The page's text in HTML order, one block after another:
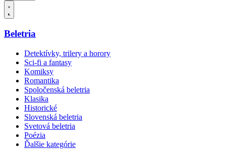
Beletria
Detektívky, trilery a horory
Sci-fi a fantasy
Komiksy
Romantika
Spoločenská beletria
Klasika
Historické
Slovenská beletria
Svetová beletria
Poézia
Ďalšie kategórie